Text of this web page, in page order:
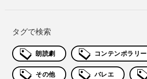
タグで検索
朗読劇 コンテンポラリー
その他 バレエ